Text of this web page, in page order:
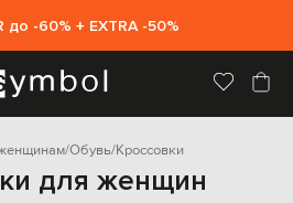
сертифікат.
Обувь Кроссовки
для женщин